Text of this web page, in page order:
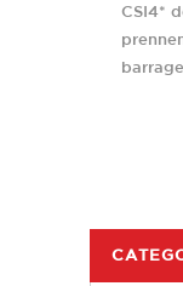
CSI4*
barrage